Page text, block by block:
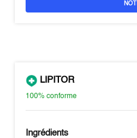
LIPITOR
100%conforme
Ingrédients